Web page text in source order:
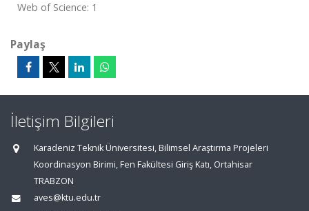
Web of Science: 1
Paylaş
İletişim Bilgileri
Karadeniz Teknik Üniversitesi, Bilimsel Araştırma Projeleri
Koordinasyon Birimi, Fen Fakültesi Giriş Katı, Ortahisar
TRABZON
aves@ktu.edu.tr